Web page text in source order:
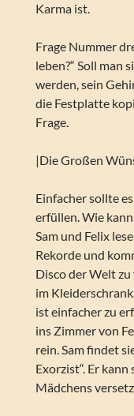
Karma ist.
Frage Nummer
leben?“ Soll man
werden, sein
die Festplatte
Frage.
|Die Großen
Einfacher sollte
erfüllen. Wie
Sam und Felix
Rekorde und
Disco der Welt
im
ist einfacher zu
ins Zimmer von
rein. Sam findet
Exorzist“. Er
Mädchens